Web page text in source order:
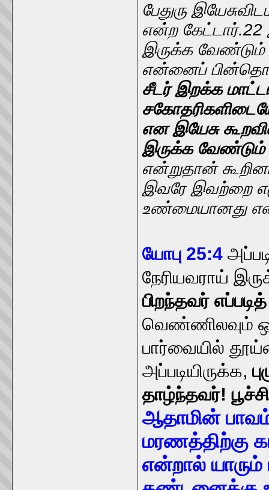
பேதுரு
என்ற
இருக்க வேண்டும்
என்னைப்
சீடர் இறக்க
என இயேசு
இருக்க வேண்டும்
என்றுதான்
இவரே இவற்றை
உண்மையானது என
யோபு 25:4
நேரியவராய்
பிறந்தவர்
வெண்ணிலவும்
பார்வையில்
அப்படியிருக்க,
தாழ்ந்தவர்!
ஆதாமின்
மரணத்திற்கு
என்றால்